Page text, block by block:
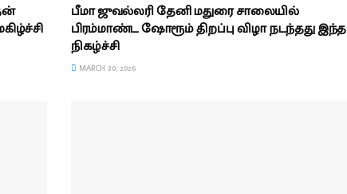
பீமா ஜுவல்லரி தேனி மதுரை சாலையில்
பிரம்மாண்ட ஷோரூம் திறப்பு விழா நடந்தது இந்த
நிகழ்ச்சி
MARCH 30, 2026